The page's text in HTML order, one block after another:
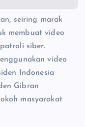
seiring marak
membuat video
siber.
video
Indonesia
Gibran
masyarakat